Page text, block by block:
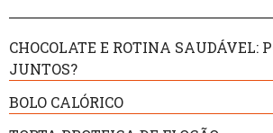
CHOCOLATE E ROTINA SAUDÁVEL:
JUNTOS?
BOLO CALÓRICO